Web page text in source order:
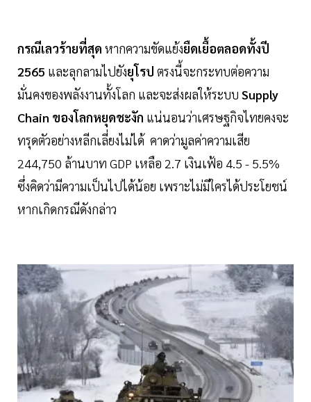
กรณีเลวร้ายที่สุด หากความขัดแย้งยืดเยื้อตลอดทั้งปี
2565 และลุกลามไปยังยุโรป ตรงนี้จะกระทบต่อความ
มั่นคงของพลังงานทั้งโลก และจะส่งผลให้ระบบ Supply
Chain ของโลกหยุดชะงัก แน่นอนว่าเศรษฐกิจไทยคงจะ
ทรุดตัวอย่างหลีกเลี่ยงไม่ได้ คาดว่ามูลค่าความเสีย
244,750 ล้านบาท GDP เหลือ 2.7 เงินเฟ้อ 4.5 - 5.5%
ซึ่งคิดว่ามีความเป็นไปได้น้อย เพราะไม่มีใครได้ประโยชน์
หากเกิดกรณีดังกล่าว